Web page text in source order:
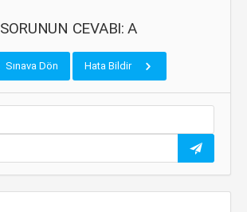
SORUNUN CEVABI: A
Sınava Dön Hata Bildir